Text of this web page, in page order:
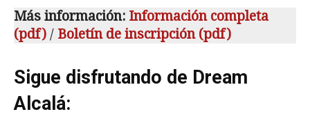
Más información: Información completa
(pdf) / Boletín de inscripción (pdf)
Sigue disfrutando de Dream
Alcalá: